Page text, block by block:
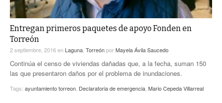
Entregan primeros paquetes de apoyo Fonden en
Torreón
2 septiembre, 2016en Laguna, TorreónporMayela Ávila Saucedo
Continúa el censo de viviendas dañadas que, a la fecha, suman 150
las que presentaron daños por el problema de inundaciones.
Tags: ayuntamiento torreon, Declaratoria de emergencia, Mario Cepeda Villarreal